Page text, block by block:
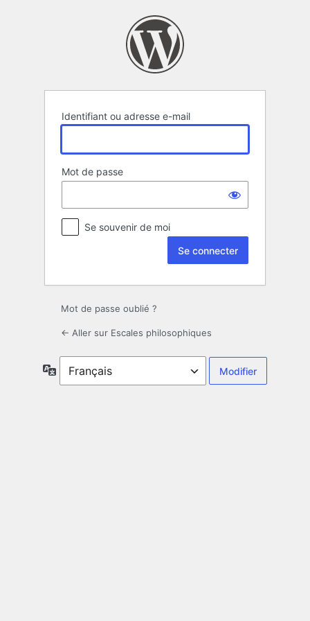
Identifiant ou adresse e-mail
Mot de passe
Se souvenir de moi
Mot de passe oublié ?
← Aller sur Escales philosophiques
Langue